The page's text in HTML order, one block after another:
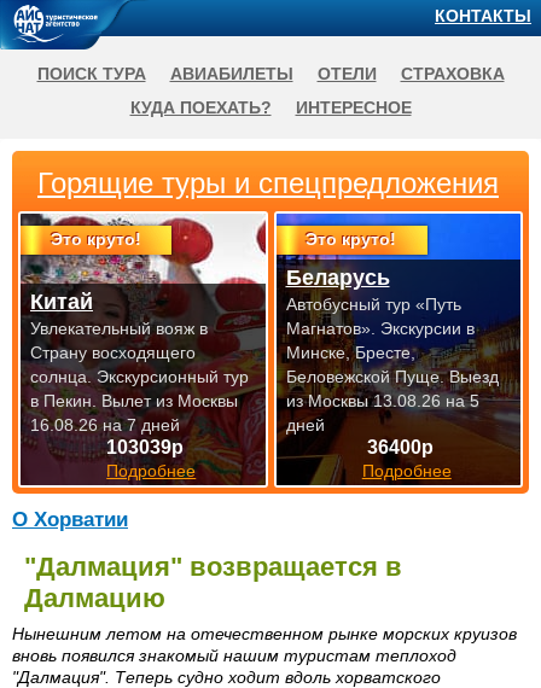
О Хорватии
"Далмация" возвращается в
Далмацию
Нынешним летом на отечественном рынке морских круизов
вновь появился знакомый нашим туристам теплоход
"Далмация". Теперь судно ходит вдоль хорватского
Горящие туры и спецпредложения
Это круто!
103039р
Подробнее
Китай
Увлекательный вояж в
Страну восходящего
солнца. Экскурсионный тур
в Пекин. Вылет из Москвы
16.08.26 на 7 дней
Это круто!
36400р
Подробнее
Беларусь
Автобусный тур «Путь
Магнатов». Экскурсии в
Минске, Бресте,
Беловежской Пуще.Выезд
из Москвы 13.08.26 на 5
дней
КОНТАКТЫ
ПОИСК ТУРА АВИАБИЛЕТЫ ОТЕЛИ
СТРАХОВКА
КУДА ПОЕХАТЬ?
ИНТЕРЕСНОЕ